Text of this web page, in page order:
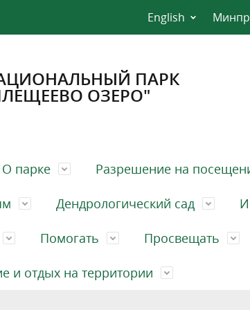
English
ПАРК
ОЗЕРО"
О парке Разрешение на
Дендрологический сад
Помогать Просвещать
и отдых на территории